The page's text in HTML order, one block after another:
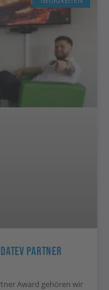
Partner
Award gehören wir